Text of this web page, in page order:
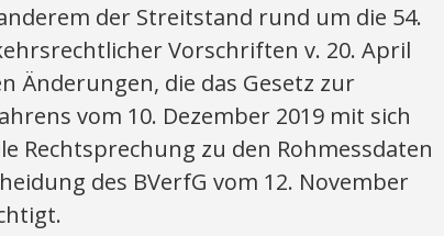
der Streitstand rund um die 54.
Vorschriften v. 20. April
Änderungen, die das Gesetz zur
vom 10. Dezember 2019 mit sich
Rechtsprechung zu den Rohmessdaten
des BVerfG vom 12. November